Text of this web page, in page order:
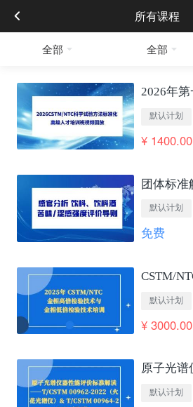
所有课程
全部 全部
默认计划
¥ 1400.00
默认计划
免费
默认计划
¥ 3000.00
默认计划